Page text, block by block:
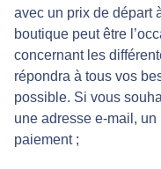
avec un prix de départ
boutique peut être
concernant les
répondra à tous vos
possible. Si vous
une adresse e-mail, un
paiement ;